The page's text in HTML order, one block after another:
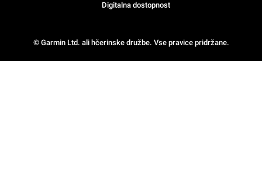
© Garmin Ltd. ali hčerinske družbe. Vse pravice pridržane.
Digitalna dostopnost